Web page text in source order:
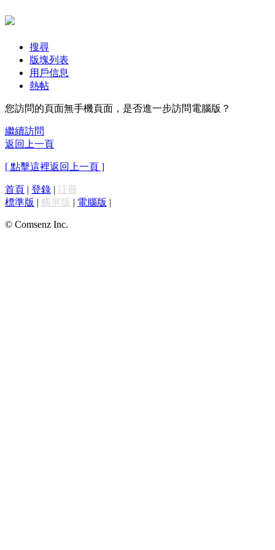
搜尋
版塊列表
用戶信息
熱帖
您訪問的頁面無手機頁面，是否進一步訪問電腦版？
繼續訪問
返回上一頁
[ 點擊這裡返回上一頁 ]
首頁 | 登錄 | 註冊
標準版 | 觸屏版 | 電腦版 |
© Comsenz Inc.